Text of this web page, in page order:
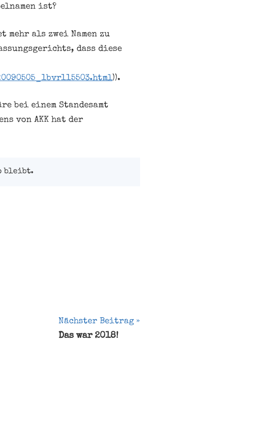
ist?
mehr als zwei Namen zu
dass diese
)).
bei einem Standesamt
von AKK hat der
bleibt.
Nächster Beitrag
Das war 2018!